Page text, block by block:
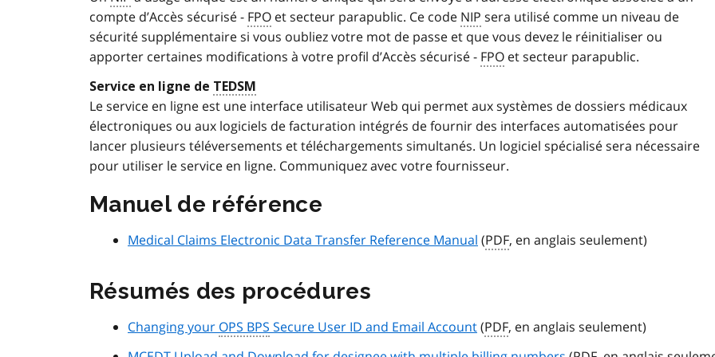
compte d’Accès sécurisé - FPO et secteur parapublic. Ce code NIP sera utilisé comme un niveau de
sécurité supplémentaire si vous oubliez votre mot de passe et que vous devez le réinitialiser ou
apporter certaines modifications à votre profil d’Accès sécurisé - FPO et secteur parapublic.
Service en ligne de TEDSM
Le service en ligne est une interface utilisateur Web qui permet aux systèmes de dossiers médicaux
électroniques ou aux logiciels de facturation intégrés de fournir des interfaces automatisées pour
lancer plusieurs téléversements et téléchargements simultanés. Un logiciel spécialisé sera nécessaire
pour utiliser le service en ligne. Communiquez avec votre fournisseur.
Manuel de référence
Medical Claims Electronic Data Transfer Reference Manual (PDF, en anglais seulement)
Résumés des procédures
Changing your OPS BPS Secure User ID and Email Account(PDF, en anglais seulement)